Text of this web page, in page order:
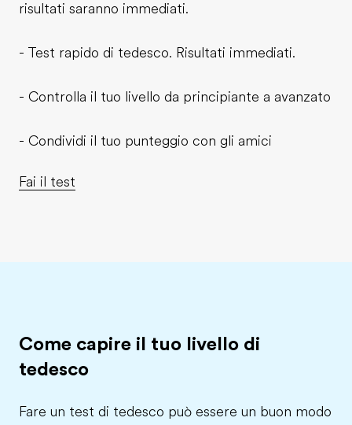
risultati saranno immediati.
- Test rapido di tedesco. Risultati immediati.
- Controlla il tuo livello da principiante a avanzato
- Condividi il tuo punteggio con gli amici
Fai il test
Come capire il tuo livello di
tedesco
Fare un test di tedesco può essere un buon modo